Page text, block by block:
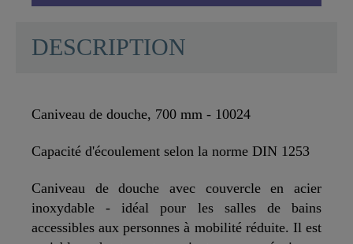
DESCRIPTION
Caniveau de douche, 700 mm - 10024
Capacité d'écoulement selon la norme DIN 1253
Caniveau de douche avec couvercle en acier
inoxydable - idéal pour les salles de bains
accessibles aux personnes à mobilité réduite. Il est